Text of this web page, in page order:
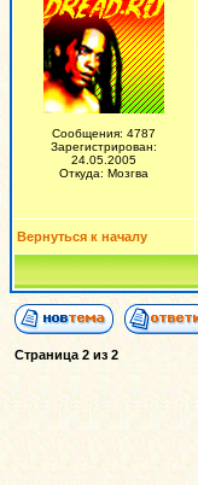
Сообщения: 4787
Зарегистрирован:
24.05.2005
Откуда: Мозгва
Вернуться к началу
Страница 2 из 2